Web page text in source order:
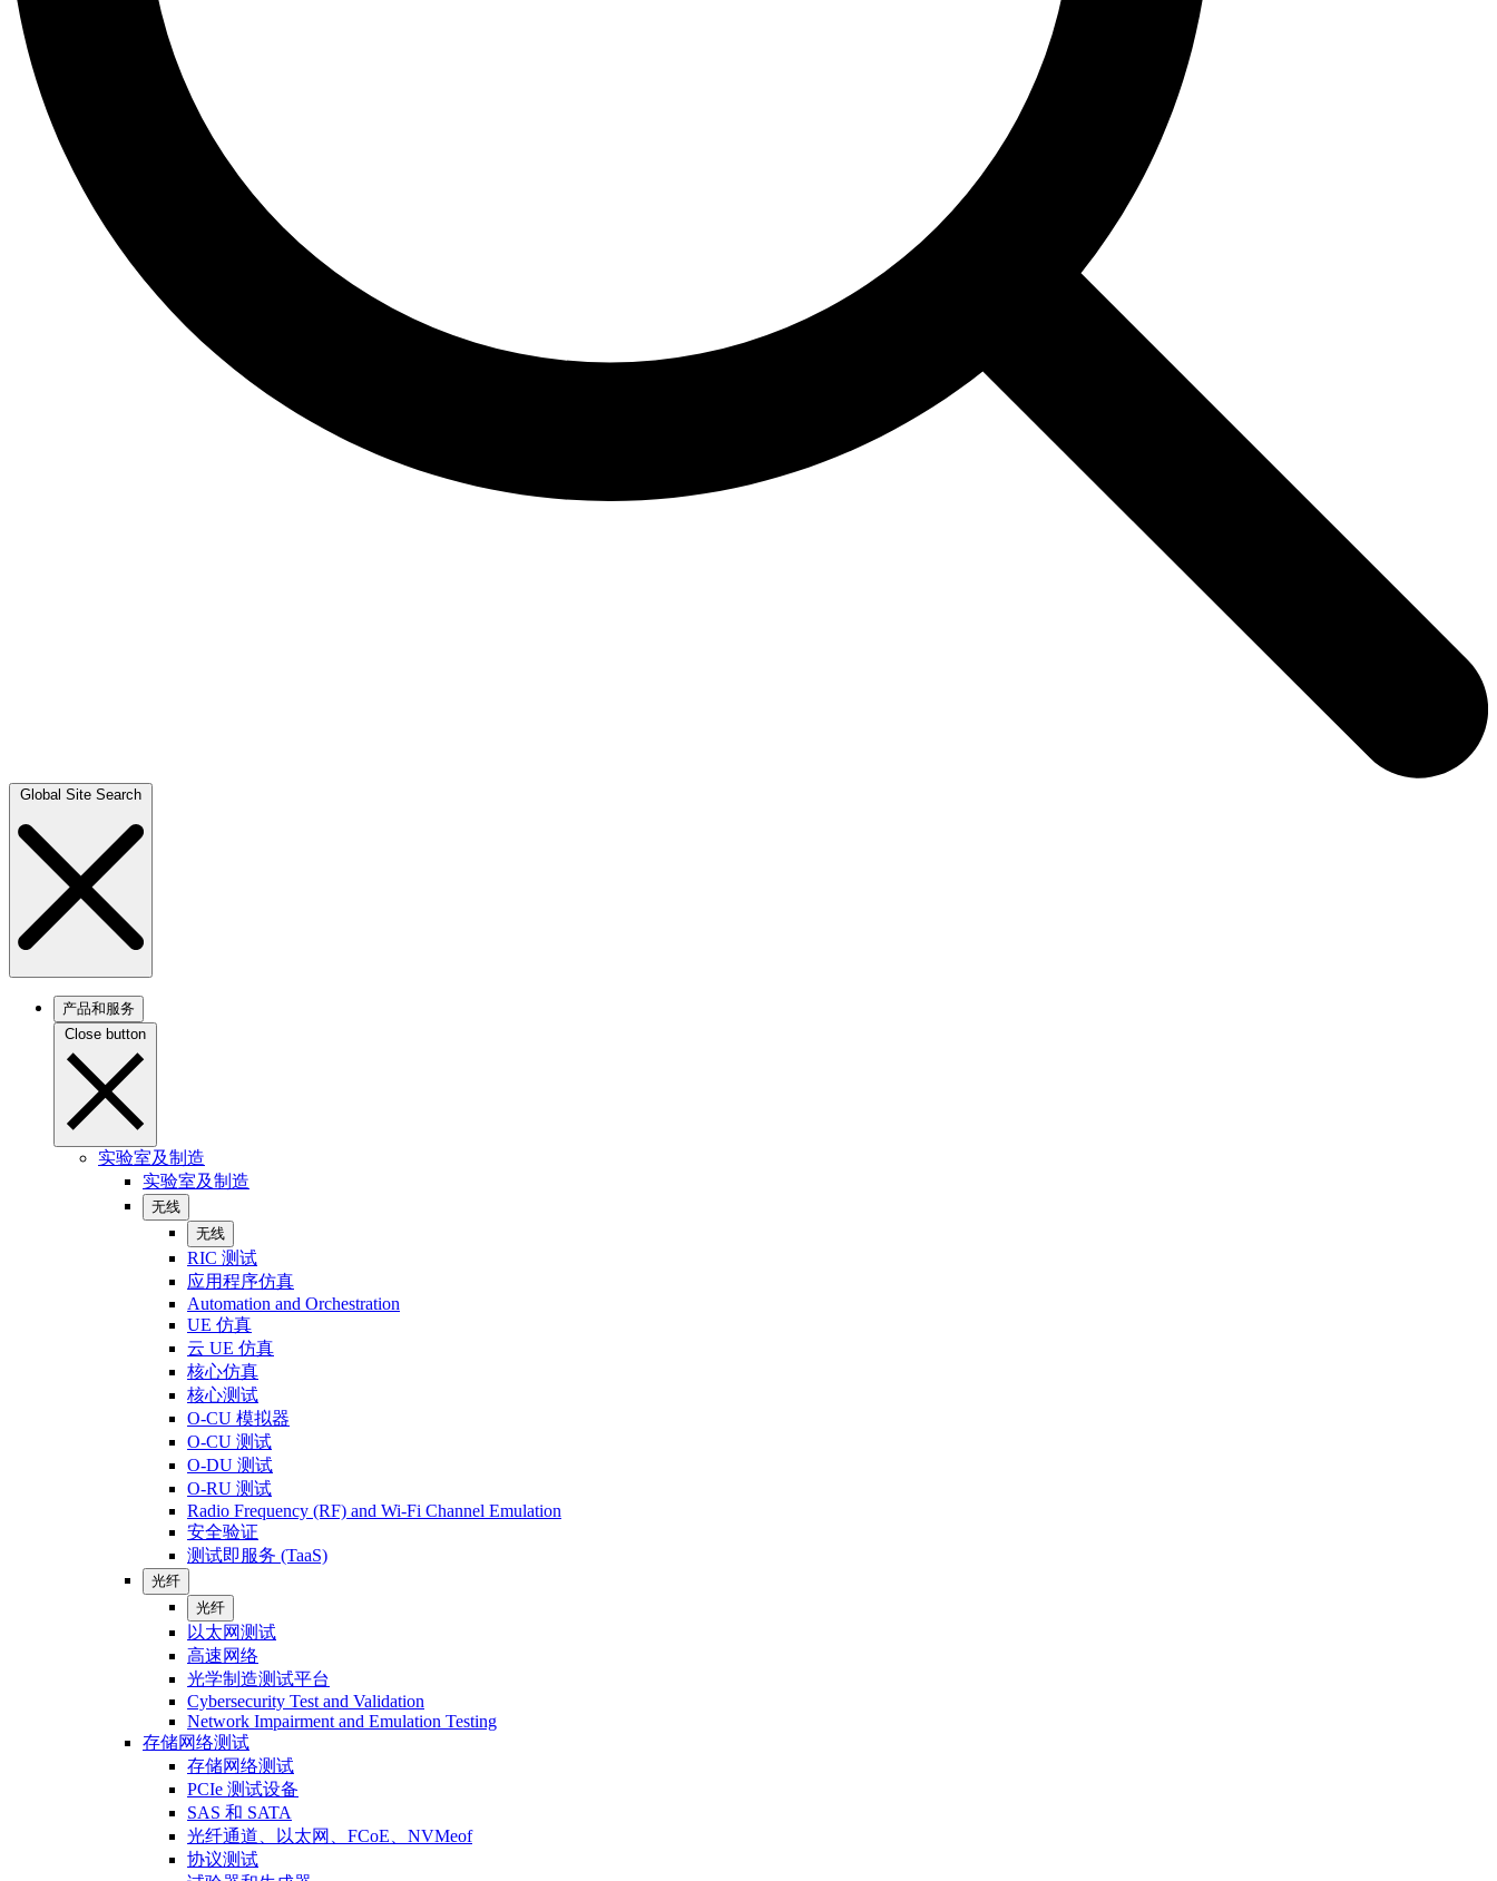
Global Site Search
产品和服务
Close button
实验室及制造
实验室及制造
无线
无线
RIC 测试
应用程序仿真
Automation and Orchestration
UE 仿真
云 UE 仿真
核心仿真
核心测试
O-CU 模拟器
O-CU 测试
O-DU 测试
O-RU 测试
Radio Frequency (RF) and Wi-Fi Channel Emulation
安全验证
测试即服务 (TaaS)
光纤
光纤
以太网测试
高速网络
光学制造测试平台
Cybersecurity Test and Validation
Network Impairment and Emulation Testing
存储网络测试
存储网络测试
PCIe 测试设备
SAS 和 SATA
光纤通道、以太网、FCoE、NVMeof
协议测试